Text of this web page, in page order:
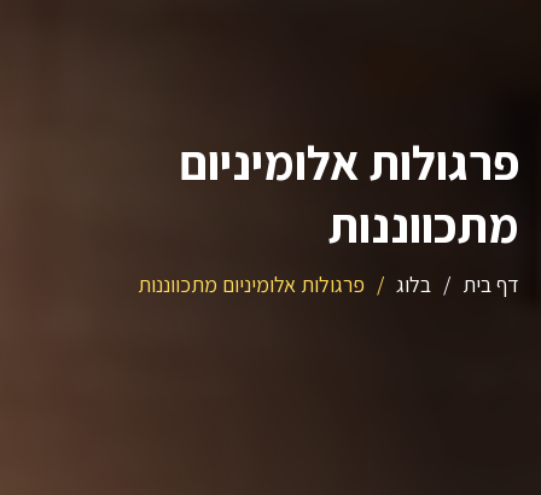
פרגולות אלומיניום
מתכווננות
דף בית / בלוג / פרגולות אלומיניום מתכווננות